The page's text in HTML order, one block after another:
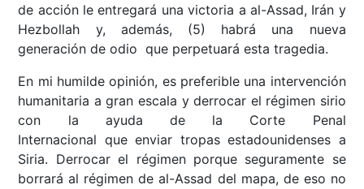
de acción le entregará una victoria a al-Assad, Irán y
Hezbollah y, además, (5) habrá una nueva
generación de odio que perpetuará esta tragedia.
En mi humilde opinión, es preferible una intervención
humanitaria a gran escala y derrocar el régimen sirio
con la ayuda de la Corte Penal
Internacional que enviar tropas estadounidenses a
Siria. Derrocar el régimen porque seguramente se
borrará al régimen de al-Assad del mapa, de eso no